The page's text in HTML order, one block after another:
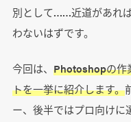
別として……近道があれ
わないはずです。
今回は、 Photoshopの作
トを一挙に紹介します。
ー、後半ではプロ向けに